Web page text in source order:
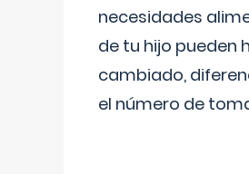
necesidades
de tu hijo pueden
cambiado,
el número de